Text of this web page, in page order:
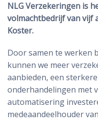
NLG Verzekeringen is
volmachtbedrijf van vijf
Koster.
Door samen te werken
kunnen we meer
aanbieden, een
onderhandelingen met
automatisering
medeaandeelhouder